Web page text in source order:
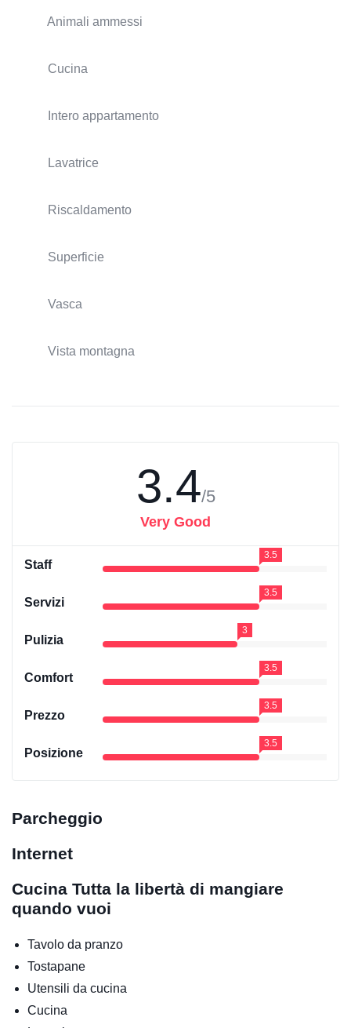
Animali ammessi
Cucina
Intero appartamento
Lavatrice
Riscaldamento
Superficie
Vasca
Vista montagna
3.4/5
Very Good
Staff
3.5
Servizi
3.5
Pulizia
3
Comfort
3.5
Prezzo
3.5
Posizione
3.5
Parcheggio
Internet
Cucina Tutta la libertà di mangiare
quando vuoi
Tavolo da pranzo
Tostapane
Utensili da cucina
Cucina